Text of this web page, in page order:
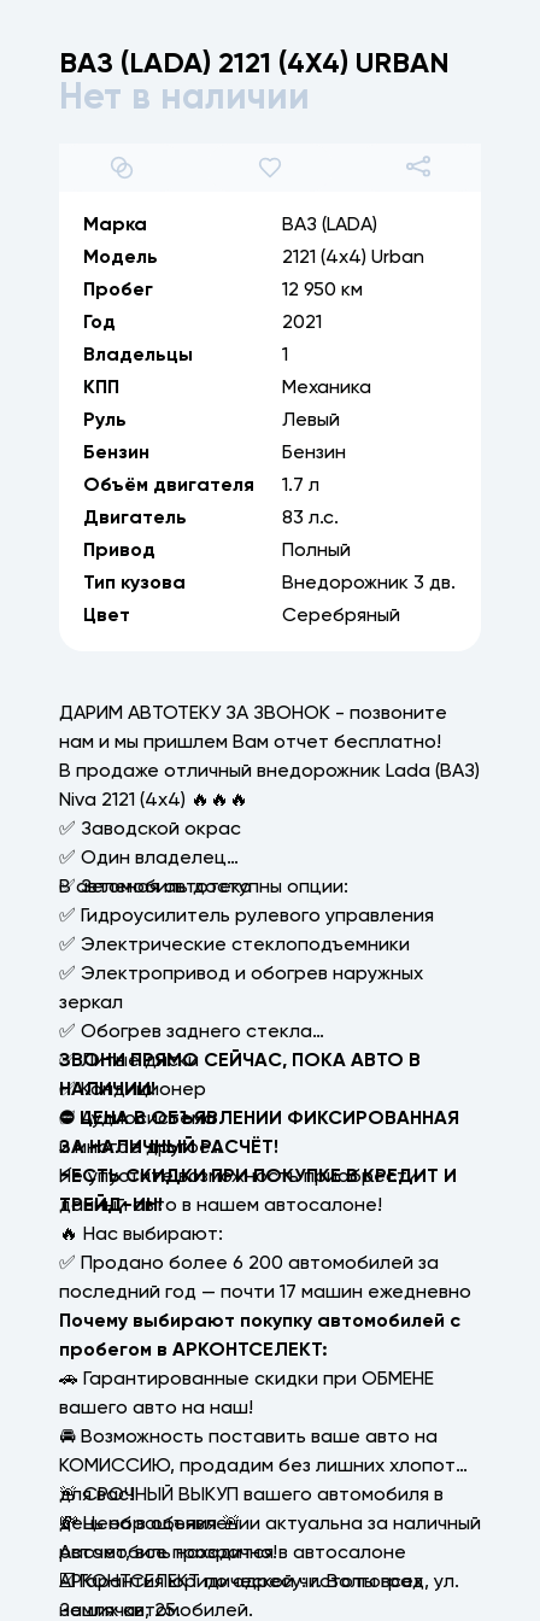
ВАЗ (LADA) 2121 (4X4) URBAN
Нет в наличии
1/ 30
Марка
ВАЗ (LADA)
Модель
2121 (4x4) Urban
Пробег
12 950 км
Год
2021
Владельцы
1
КПП
Механика
Руль
Левый
Бензин
Бензин
Объём двигателя
1.7 л
Двигатель
83 л.с.
Привод
Полный
Тип кузова
Внедорожник 3 дв.
Цвет
Серебряный
ДАРИМ АВТОТЕКУ ЗА ЗВОНОК - позвоните
нам и мы пришлем Вам отчет бесплатно!
В продаже отличный внедорожник Lada (ВАЗ)
Niva 2121 (4x4) 🔥🔥🔥
✅ Заводской окрас
✅ Один владелец
✅ Зеленая автотека
В автомобиль доступны опции:
✅ Гидроусилитель рулевого управления
✅ Электрические стеклоподъемники
✅ Электропривод и обогрев наружных
зеркал
✅ Обогрев заднего стекла
✅ Литые диски
✅ Кондиционер
✅ Аудиосистема
и многое другое…
Не упустите возможность приобрести
данный авто в нашем автосалоне!
ЗВОНИ ПРЯМО СЕЙЧАС, ПОКА АВТО В
НАЛИЧИИ!
⛔ ЦЕНА В ОБЪЯВЛЕНИИ ФИКСИРОВАННАЯ
ЗА НАЛИЧНЫЙ РАСЧЁТ!
⚡ЕСТЬ СКИДКИ ПРИ ПОКУПКЕ В КРЕДИТ И
ТРЕЙД-ИН!
🔥 Нас выбирают:
✅ Продано более 6 200 автомобилей за
последний год — почти 17 машин ежедневно
Почему выбирают покупку автомобилей с
пробегом в АРКОНТСЕЛЕКТ:
🚗 Гарантированные скидки при ОБМЕНЕ
вашего авто на наш!
🚘 Возможность поставить ваше авто на
КОМИССИЮ, продадим без лишних хлопот
для вас!
💸 Цена в объявлении актуальна за наличный
расчет, все прозрачно!
☑️ Гарантия юридической чистоты всех
наших автомобилей.
🚨 СРОЧНЫЙ ВЫКУП вашего автомобиля в
день обращения 🚨
Автомобиль находится в автосалоне
АРКОНТСЕЛЕКТ по адресу: г. Волгоград, ул.
Землячки, 25.